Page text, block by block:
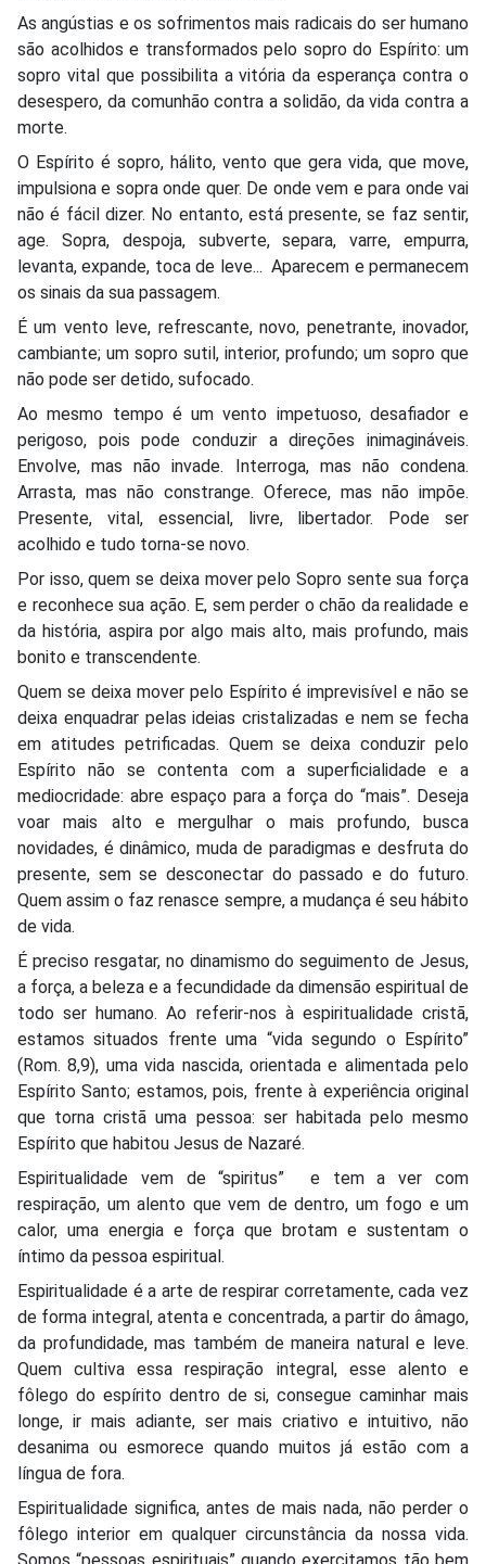
As angústias e os sofrimentos mais radicais do ser humano
são acolhidos e transformados pelo sopro do Espírito: um
sopro vital que possibilita a vitória da esperança contra o
desespero, da comunhão contra a solidão, da vida contra a
morte.
O Espírito é sopro, hálito, vento que gera vida, que move,
impulsiona e sopra onde quer. De onde vem e para onde vai
não é fácil dizer. No entanto, está presente, se faz sentir,
age. Sopra, despoja, subverte, separa, varre, empurra,
levanta, expande, toca de leve... Aparecem e permanecem
os sinais da sua passagem.
É um vento leve, refrescante, novo, penetrante, inovador,
cambiante; um sopro sutil, interior, profundo; um sopro que
não pode ser detido, sufocado.
Ao mesmo tempo é um vento impetuoso, desafiador e
perigoso, pois pode conduzir a direções inimagináveis.
Envolve, mas não invade. Interroga, mas não condena.
Arrasta, mas não constrange. Oferece, mas não impõe.
Presente, vital, essencial, livre, libertador. Pode ser
acolhido e tudo torna-se novo.
Por isso, quem se deixa mover pelo Sopro sente sua força
e reconhece sua ação. E, sem perder o chão da realidade e
da história, aspira por algo mais alto, mais profundo, mais
bonito e transcendente.
Quem se deixa mover pelo Espírito é imprevisível e não se
deixa enquadrar pelas ideias cristalizadas e nem se fecha
em atitudes petrificadas. Quem se deixa conduzir pelo
Espírito não se contenta com a superficialidade e a
mediocridade: abre espaço para a força do “mais”. Deseja
voar mais alto e mergulhar o mais profundo, busca
novidades, é dinâmico, muda de paradigmas e desfruta do
presente, sem se desconectar do passado e do futuro.
Quem assim o faz renasce sempre, a mudança é seu hábito
de vida.
É preciso resgatar, no dinamismo do seguimento de Jesus,
a força, a beleza e a fecundidade da dimensão espiritual de
todo ser humano. Ao referir-nos à espiritualidade cristã,
estamos situados frente uma “vida segundo o Espírito”
(Rom. 8,9), uma vida nascida, orientada e alimentada pelo
Espírito Santo; estamos, pois, frente à experiência original
que torna cristã uma pessoa: ser habitada pelo mesmo
Espírito que habitou Jesus de Nazaré.
Espiritualidade vem de “spiritus” e tem a ver com
respiração, um alento que vem de dentro, um fogo e um
calor, uma energia e força que brotam e sustentam o
íntimo da pessoa espiritual.
Espiritualidade é a arte de respirar corretamente, cada vez
de forma integral, atenta e concentrada, a partir do âmago,
da profundidade, mas também de maneira natural e leve.
Quem cultiva essa respiração integral, esse alento e
fôlego do espírito dentro de si, consegue caminhar mais
longe, ir mais adiante, ser mais criativo e intuitivo, não
desanima ou esmorece quando muitos já estão com a
língua de fora.
Espiritualidade significa, antes de mais nada, não perder o
fôlego interior em qualquer circunstância da nossa vida.